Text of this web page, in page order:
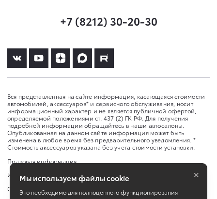
+7 (8212) 30-20-30
Вся представленная на сайте информация, касающаяся стоимости
автомобилей, аксессуаров* и сервисного обслуживания, носит
информационный характер и не является публичной офертой,
определяемой положениями ст. 437 (2) ГК РФ. Для получения
подробной информации обращайтесь в наши автосалоны.
Опубликованная на данном сайте информация может быть
изменена в любое время без предварительного уведомления. *
Стоимость аксессуаров указана без учета стоимости установки.
Правовая информация
Изменить настройку cookies
Сбросить cookie
Мы используем файлы cookie
Это необходимо для полноценного функционирования
×